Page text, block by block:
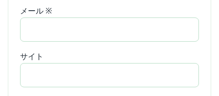
メール ※
サイト